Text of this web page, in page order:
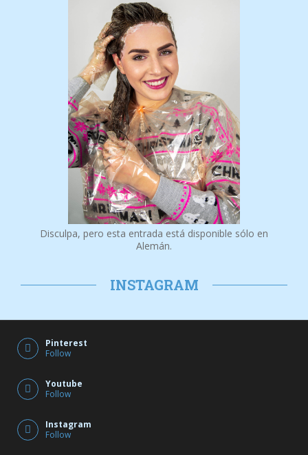
Disculpa, pero esta entrada está disponible sólo en
Alemán.
INSTAGRAM
Pinterest
Follow
Youtube
Follow
Instagram
Follow